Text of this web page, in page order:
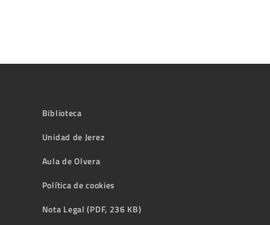
Biblioteca
Unidad de Jerez
Aula de Olvera
Política de cookies
Nota Legal (PDF, 236 KB)